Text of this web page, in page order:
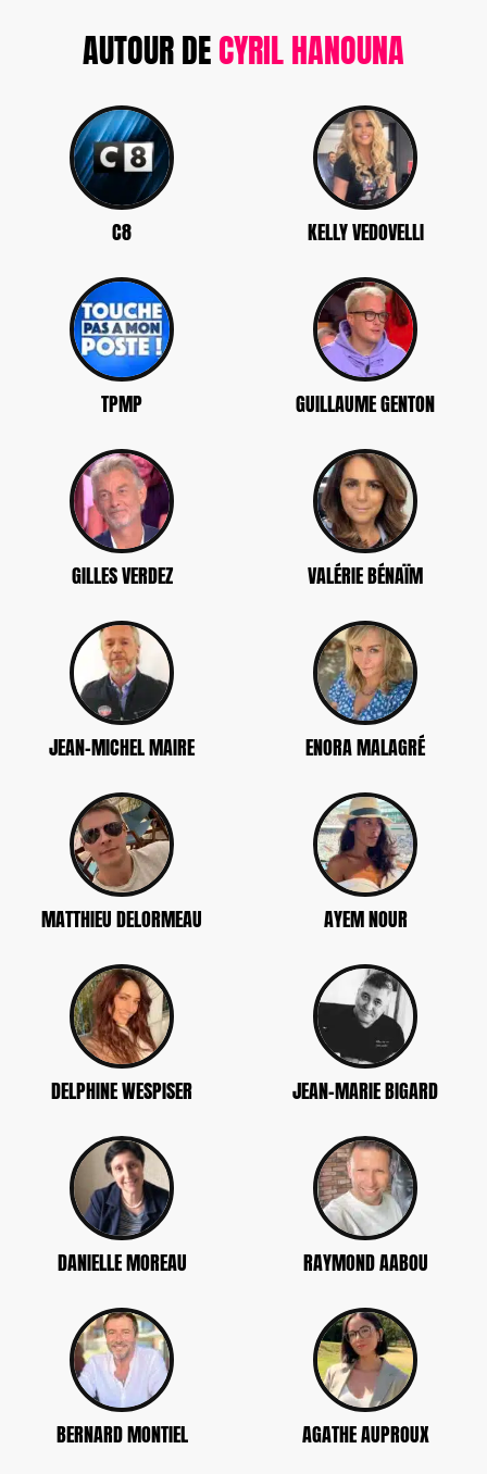
AUTOUR DECYRIL HANOUNA
C8 KELLY VEDOVELLI
TPMP GUILLAUME GENTON
GILLES VERDEZ VALÉRIE BÉNAÏM
JEAN-MICHEL MAIRE ENORA MALAGRÉ
MATTHIEU DELORMEAU AYEM NOUR
DELPHINE WESPISER JEAN-MARIE BIGARD
DANIELLE MOREAU RAYMOND AABOU
BERNARD MONTIEL AGATHE AUPROUX